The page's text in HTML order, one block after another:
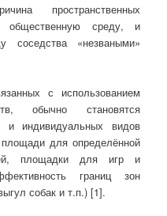
пространственных
общественную среду, и
«незваными»
с использованием
обычно становятся
и индивидуальных видов
площади для определённой
площадки для игр и
границ зон
собак и т.п.) [1].